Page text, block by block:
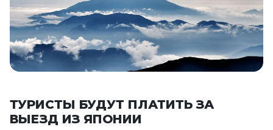
ТУРИСТЫ БУДУТ ПЛАТИТЬ ЗА
ВЫЕЗД ИЗ ЯПОНИИ